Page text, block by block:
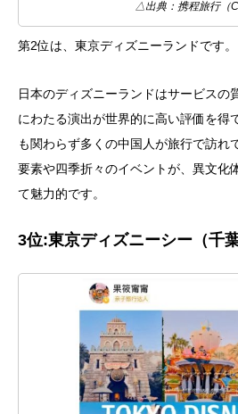
△出典：携程旅行（
第2位は、東京ディズニーランドです。
日本のディズニーランドはサービスの
にわたる演出が世界的に高い評価を得
も関わらず多くの中国人が旅行で訪れ
要素や四季折々のイベントが、異文化
て魅力的です。
3位:東京ディズニーシー（千葉